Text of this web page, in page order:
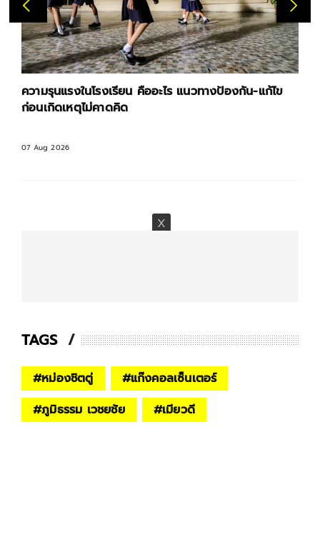
ความรุนแรงในโรงเรียน คืออะไร แนวทางป้องกัน-แก้ไข
ก่อนเกิดเหตุไม่คาดคิด
07 Aug 2026
TAGS
#หม่องชิตตู่ #แก๊งคอลเซ็นเตอร์
#ภูมิธรรม เวชยชัย #เมียวดี